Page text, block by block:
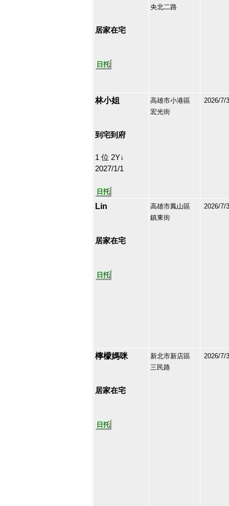
居家在宅
日托
央北二路
林小姐
到宅到府
1 位 2Y↓
2027/1/1
日托
高雄市小港區
宏光街
2026/7/
Lin
居家在宅
日托
高雄市鳳山區
鎮東街
2026/7/
檸檬媽咪
居家在宅
日托
新北市新店區
三民路
2026/7/